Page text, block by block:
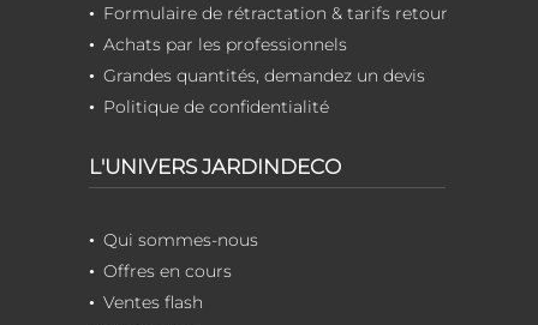
Formulaire de rétractation & tarifs retour
Achats par les professionnels
Grandes quantités, demandez un devis
Politique de confidentialité
L'UNIVERS JARDINDECO
Qui sommes-nous
Offres en cours
Ventes flash